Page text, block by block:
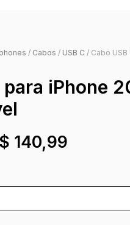
/ Cabos / USB C / Cabo USB
para iPhone
140,99